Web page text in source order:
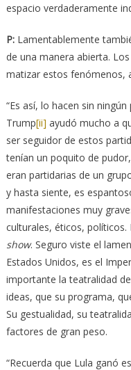
espacio verdaderamente
P:Lamentablemente
de una manera abierta.
matizar estos fenómenos,
“Es así, lo hacen sin
Trump[ii] ayudó mucho a
ser seguidor de estos
tenían un poquito de
eran partidarias de un
y hasta siente, es
manifestaciones muy
culturales, éticos,
show. Seguro viste el
Estados Unidos, es el
importante la teatralidad
ideas, que su programa,
Su gestualidad, su
factores de gran peso.
“Recuerda que Lula ganó